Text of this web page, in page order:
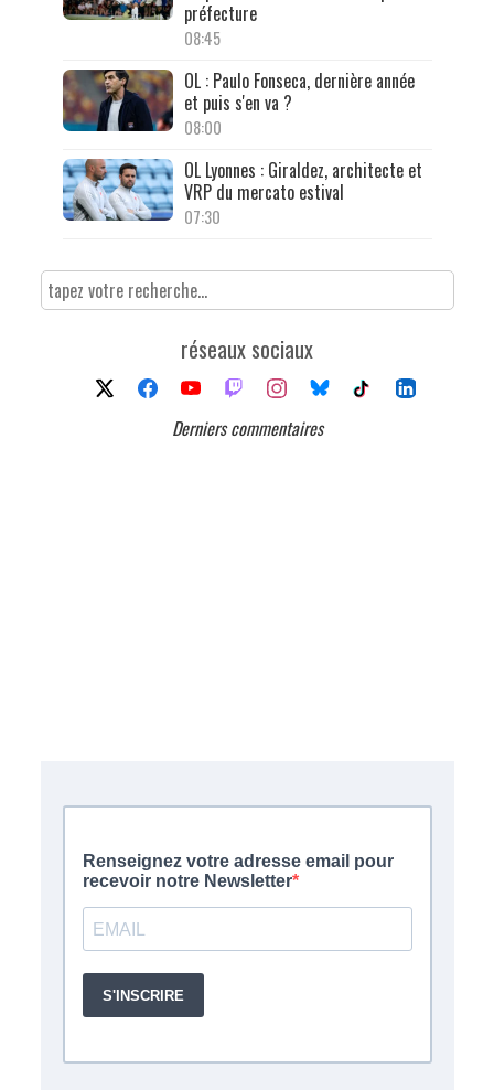
préfecture
08:45
OL : Paulo Fonseca, dernière année
et puis s'en va ?
08:00
OL Lyonnes : Giraldez, architecte et
VRP du mercato estival
07:30
réseaux sociaux
Derniers commentaires